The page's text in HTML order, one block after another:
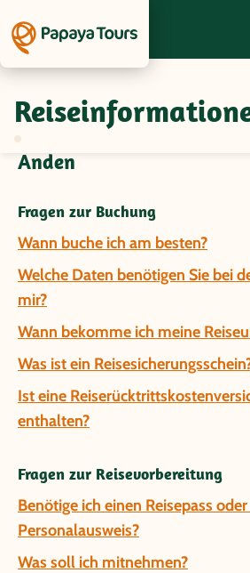
Fragen und Antworten zur
Anden
Fragen zur Buchung
Wann buche ich am besten?
Welche Daten benötigen Sie bei
mir?
Wann bekomme ich meine
Was ist ein
Ist eine
enthalten?
Fragen zur Reisevorbereitung
Benötige ich einen Reisepass
Personalausweis?
Was soll ich mitnehmen?